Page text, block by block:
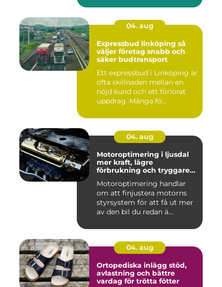
04. aug
Expressbud linköping så
väljer företag snabb och
säker budtransport
Ett expressbud i Linköping är
ofta skillnaden mellan en
nöjd kund och ett förlorat
uppdrag. Många fö...
04. aug
Motoroptimering i ljusdal
mer kraft, lägre
förbrukning och tryggare
Motoroptimering handlar
om att finjustera motorns
styrsystem för att få ut mer
av den bil du redan ä...
04. aug
Ortopediska inlägg stöd,
avlastning och bättre
vardag för trötta fötter